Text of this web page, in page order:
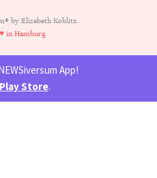
by Elisabeth Koblitz.
in Hamburg
App!
Store.